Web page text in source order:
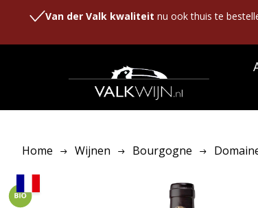
Van der Valk kwaliteit nu ook thuis te
Home Wijnen Bourgogne